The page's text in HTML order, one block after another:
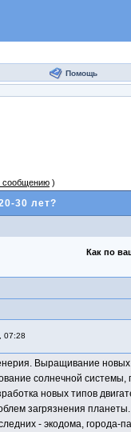
Помощь
сообщению )
30 лет?
Как по
07:28
Выращивание новых
солнечной системы,
новых типов
загрязнения планеты.
- экодома, города-